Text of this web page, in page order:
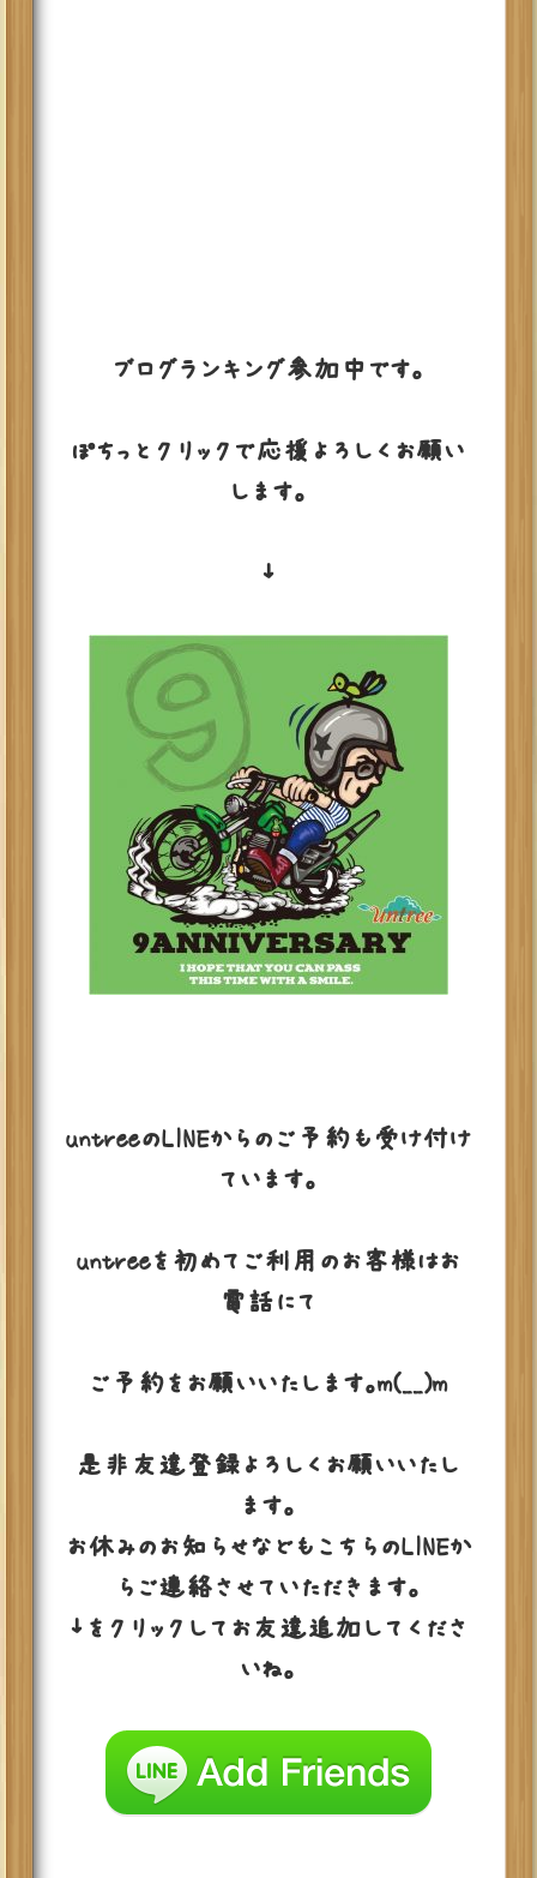
ブログランキング参加中です。
ぽちっとクリックで応援よろしくお願い
します。
↓
untreeのLINEからのご予約も受け付け
ています。
untreeを初めてご利用のお客様はお
電話にて
ご予約をお願いいたします。m(__)m
是非友達登録よろしくお願いいたし
ます。
お休みのお知らせなどもこちらのLINEか
らご連絡させていただきます。
↓をクリックしてお友達追加してくださ
いね。